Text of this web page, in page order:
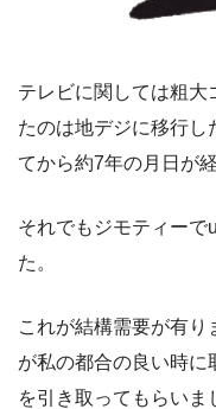
テレビに関しては粗大
たのは地デジに移行し
てから約7年の月日が
それでもジモティーで
た。
これが結構需要が有り
が私の都合の良い時
を引き取ってもらいま